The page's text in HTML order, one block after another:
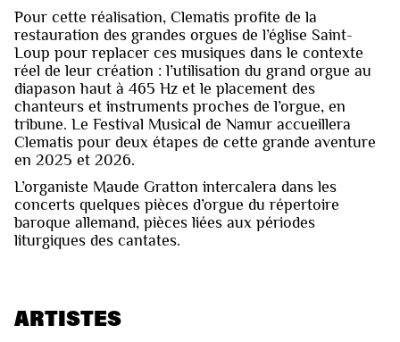
Pour cette réalisation, Clematis profite de la
restauration des grandes orgues de l’église Saint-
Loup pour replacer ces musiques dans le contexte
réel de leur création : l’utilisation du grand orgue au
diapason haut à 465 Hz et le placement des
chanteurs et instruments proches de l’orgue, en
tribune. Le Festival Musical de Namur accueillera
Clematis pour deux étapes de cette grande aventure
en 2025 et 2026.
L’organiste Maude Gratton intercalera dans les
concerts quelques pièces d’orgue du répertoire
baroque allemand, pièces liées aux périodes
liturgiques des cantates.
ARTISTES